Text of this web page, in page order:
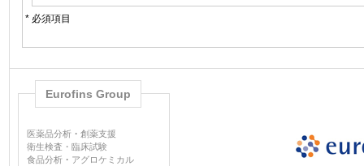
* 必須項目
Eurofins Group
医薬品分析 ・ 創薬支援
衛生検査・臨床試験
食品分析 ・ アグロケミカル